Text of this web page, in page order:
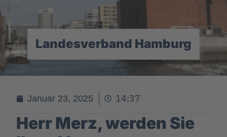
Landesverband Hamburg
Januar 23, 2025 14:37
Herr Merz, werden Sie